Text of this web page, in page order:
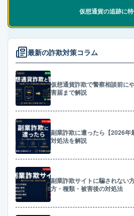
仮想通貨の追跡に特
最新の詐欺対策コラム
仮想通貨詐欺で警察相談前に
害届まで解説
副業詐欺に遭ったら【2026年
対処法を解説
副業詐欺サイトに騙されない
方・種類・被害後の対処法